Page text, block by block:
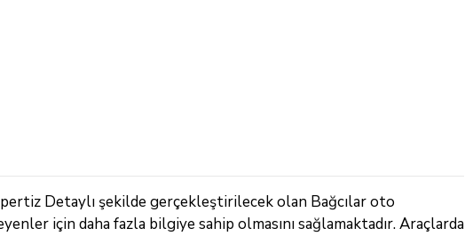
Detaylı şekilde gerçekleştirilecek olan Bağcılar oto
için daha fazla bilgiye sahip olmasını sağlamaktadır. Araçlarda